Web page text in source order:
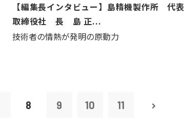
【編集長インタビュー】島精機製作所 代表
取締役社 長 島 正...
技術者の情熱が発明の原動力
8 9 10 11